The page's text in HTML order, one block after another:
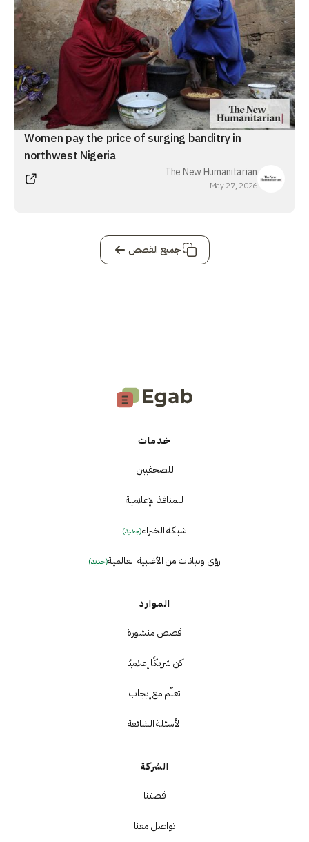
Women pay the price of surging banditry in
northwest Nigeria
The New Humanitarian
May 27, 2026
جميع القصص
خدمات
للصحفيين
للمنافذ الإعلامية
شبكة الخبراء(جديد)
رؤى وبيانات من الأغلبية العالمية(جديد)
الموارد
قصص منشورة
كن شريكًا إعلاميًا
تعلّم مع إيجاب
الأسئلة الشائعة
الشركة
قصتنا
تواصل معنا